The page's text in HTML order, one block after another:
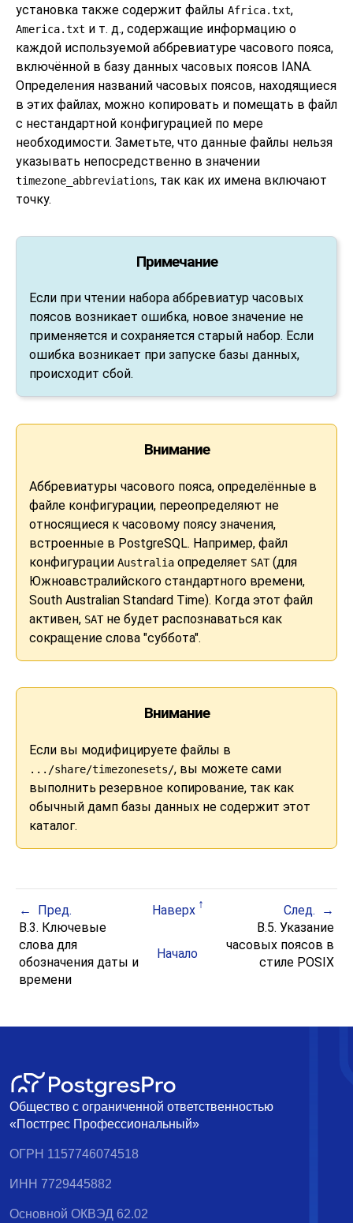
установка также содержит файлы Africa.txt,
America.txt и т. д., содержащие информацию о
каждой используемой аббревиатуре часового пояса,
включённой в базу данных часовых поясов IANA.
Определения названий часовых поясов, находящиеся
в этих файлах, можно копировать и помещать в файл
с нестандартной конфигурацией по мере
необходимости. Заметьте, что данные файлы нельзя
указывать непосредственно в значении
timezone_abbreviations, так как их имена включают
точку.
Примечание
Если при чтении набора аббревиатур часовых
поясов возникает ошибка, новое значение не
применяется и сохраняется старый набор. Если
ошибка возникает при запуске базы данных,
происходит сбой.
Внимание
Аббревиатуры часового пояса, определённые в
файле конфигурации, переопределяют не
относящиеся к часовому поясу значения,
встроенные в PostgreSQL. Например, файл
конфигурации Australia определяет SAT(для
Южноавстралийского стандартного времени,
South Australian Standard Time). Когда этот файл
активен, SATне будет распознаваться как
сокращение слова "суббота".
Внимание
Если вы модифицируете файлы в
.../share/timezonesets/, вы можете сами
выполнить резервное копирование, так как
обычный дамп базы данных не содержит этот
каталог.
Пред. Наверх
След.
B.3. Ключевые
слова для
обозначения даты и
времени
Начало
B.5. Указание
часовых поясов в
стиле POSIX
Общество с ограниченной ответственностью
«Постгрес Профессиональный»
ОГРН 1157746074518
ИНН 7729445882
Основной ОКВЭД 62.02